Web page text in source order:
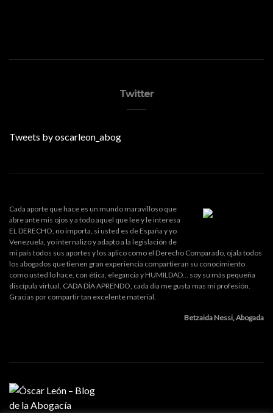
Twitter
Tweets by oscarleon_abog
Cada aporte que hace es un mundo maravilloso que
abre ante mis ojos y a todo aquel que lee y le interesa
EL DERECHO, no importa, si usted es de España y yo
Venezuela, yo internalizo y adapto a la legislación de
mi país todos sus aportes y los aplico como el Derecho Comparado, ojala todos
los abogados que tienen gran experiencia compartieran su conocimiento
como usted lo hace, con ética, elegancia y HUMILDAD... soy su más pequeña
discípula virtual. CADA DÍA APRENDO, cada día me gusta mas mi profesión.
Gracias por compartir tan excelente material.
Betzaida Nessi, Abogada